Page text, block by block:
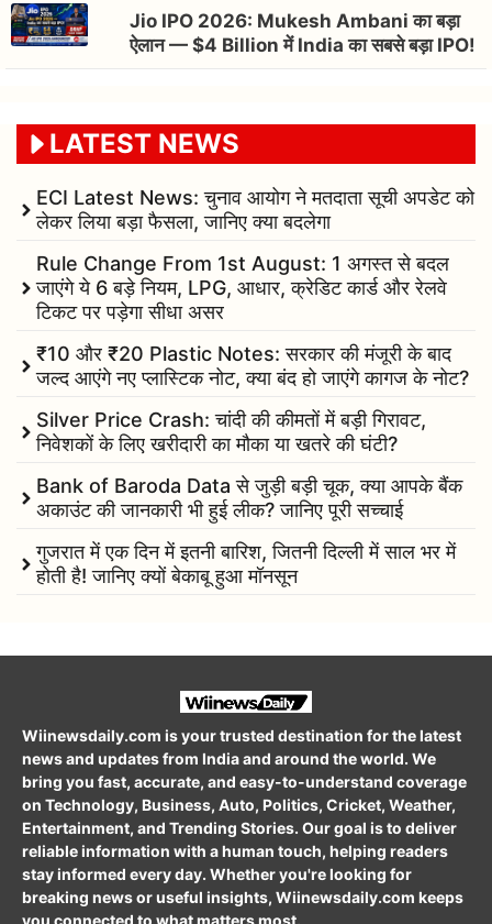
Jio IPO 2026: Mukesh Ambani का बड़ा
ऐलान — $4 Billion में India का सबसे बड़ा IPO!
LATEST NEWS
ECI Latest News: चुनाव आयोग ने मतदाता सूची अपडेट को
लेकर लिया बड़ा फैसला, जानिए क्या बदलेगा
Rule Change From 1st August: 1 अगस्त से बदल
जाएंगे ये 6 बड़े नियम, LPG, आधार, क्रेडिट कार्ड और रेलवे
टिकट पर पड़ेगा सीधा असर
₹10 और ₹20 Plastic Notes: सरकार की मंजूरी के बाद
जल्द आएंगे नए प्लास्टिक नोट, क्या बंद हो जाएंगे कागज के नोट?
Silver Price Crash: चांदी की कीमतों में बड़ी गिरावट,
निवेशकों के लिए खरीदारी का मौका या खतरे की घंटी?
Bank of Baroda Data से जुड़ी बड़ी चूक, क्या आपके बैंक
अकाउंट की जानकारी भी हुई लीक? जानिए पूरी सच्चाई
गुजरात में एक दिन में इतनी बारिश, जितनी दिल्ली में साल भर में
होती है! जानिए क्यों बेकाबू हुआ मॉनसून
Wiinewsdaily.com is your trusted destination for the latest
news and updates from India and around the world. We
bring you fast, accurate, and easy-to-understand coverage
on Technology, Business, Auto, Politics, Cricket, Weather,
Entertainment, and Trending Stories. Our goal is to deliver
reliable information with a human touch, helping readers
stay informed every day. Whether you're looking for
breaking news or useful insights, Wiinewsdaily.com keeps